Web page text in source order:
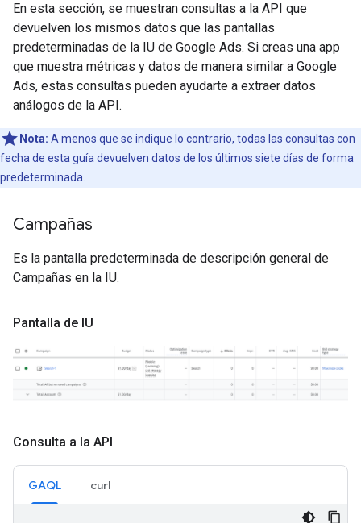
En esta sección, se muestran consultas a la API que
devuelven los mismos datos que las pantallas
predeterminadas de la IU de Google Ads. Si creas una app
que muestra métricas y datos de manera similar a Google
Ads, estas consultas pueden ayudarte a extraer datos
análogos de la API.
Nota: A menos que se indique lo contrario, todas las consultas con
fecha de esta guía devuelven datos de los últimos siete días de forma
predeterminada.
Campañas
Es la pantalla predeterminada de descripción general de
Campañas en la IU.
Pantalla de IU
Consulta a la API
GAQL curl